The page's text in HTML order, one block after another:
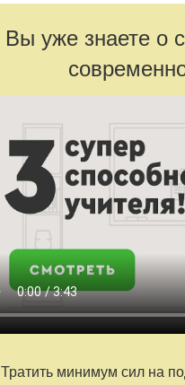
Вы уже знаете о
Тратить минимум сил на